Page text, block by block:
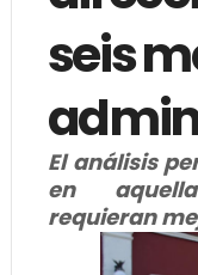
seis
El análisis
en
requieran